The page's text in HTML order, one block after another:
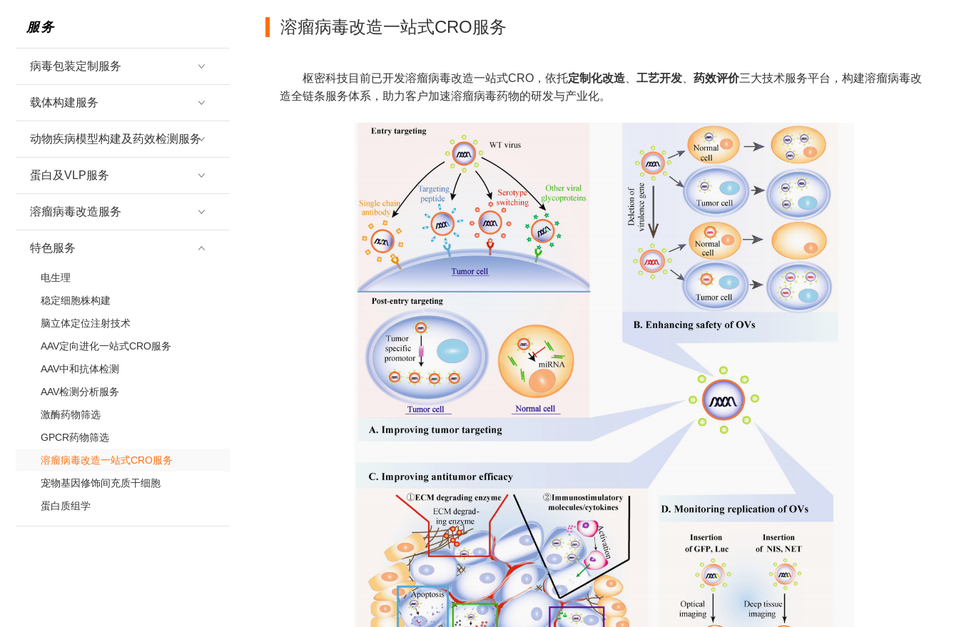
服务
病毒包装定制服务
载体构建服务
动物疾病模型构建及药效检测服务
蛋白及VLP服务
溶瘤病毒改造服务
特色服务
电生理
稳定细胞株构建
脑立体定位注射技术
AAV定向进化一站式CRO服务
AAV中和抗体检测
AAV检测分析服务
激酶药物筛选
GPCR药物筛选
溶瘤病毒改造一站式CRO服务
宠物基因修饰间充质干细胞
蛋白质组学
溶瘤病毒改造一站式CRO服务
枢密科技目前已开发溶瘤病毒改造一站式CRO，依托定制化改造 工艺开发 药效评价三大技术服务平台，构建溶瘤病毒改
造全链条服务体系，助力客户加速溶瘤病毒药物的研发与产业化。